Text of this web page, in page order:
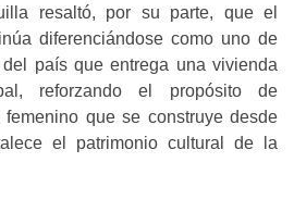
resaltó, por su parte, que el
diferenciándose como uno de
del país que entrega una vivienda
reforzando el propósito de
que se construye desde
el patrimonio cultural de la